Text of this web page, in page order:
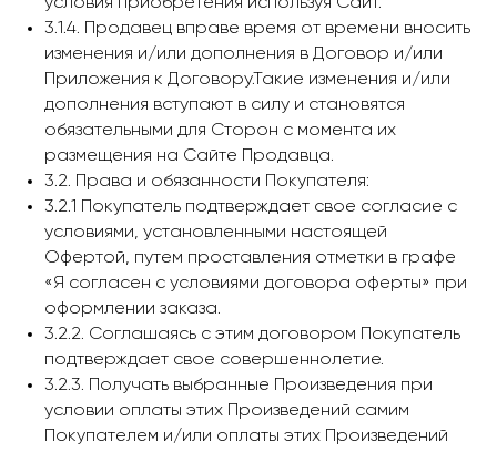
3.1.4. Продавец вправе время от времени вносить
изменения и/или дополнения в Договор и/или
Приложения к Договору.Такие изменения и/или
дополнения вступают в силу и становятся
обязательными для Сторон с момента их
размещения на Сайте Продавца.
3.2. Права и обязанности Покупателя:
3.2.1 Покупатель подтверждает свое согласие с
условиями, установленными настоящей
Офертой, путем проставления отметки в графе
«Я согласен с условиями договора оферты» при
оформлении заказа.
3.2.2. Соглашаясь с этим договором Покупатель
подтверждает свое совершеннолетие.
3.2.3. Получать выбранные Произведения при
условии оплаты этих Произведений самим
Покупателем и/или оплаты этих Произведений